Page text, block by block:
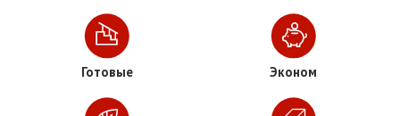
Готовые Эконом